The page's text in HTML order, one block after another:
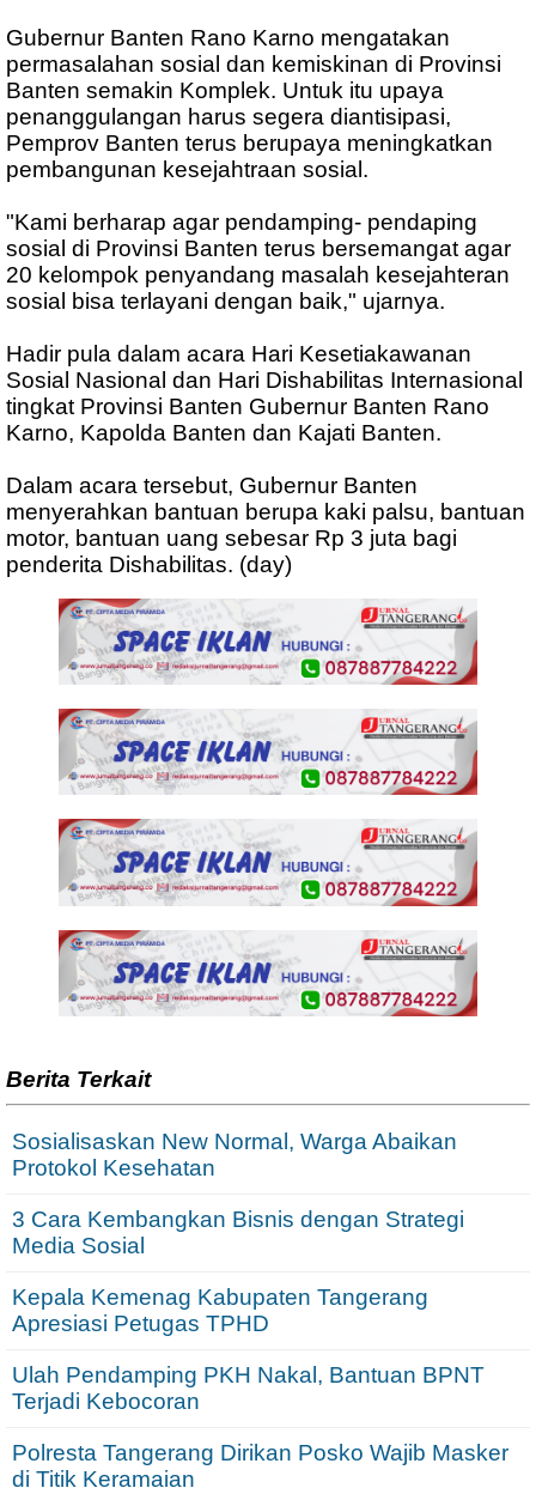
Gubernur Banten Rano Karno mengatakan
permasalahan sosial dan kemiskinan di Provinsi
Banten semakin Komplek. Untuk itu upaya
penanggulangan harus segera diantisipasi,
Pemprov Banten terus berupaya meningkatkan
pembangunan kesejahtraan sosial.
"Kami berharap agar pendamping- pendaping
sosial di Provinsi Banten terus bersemangat agar
20 kelompok penyandang masalah kesejahteran
sosial bisa terlayani dengan baik," ujarnya.
Hadir pula dalam acara Hari Kesetiakawanan
Sosial Nasional dan Hari Dishabilitas Internasional
tingkat Provinsi Banten Gubernur Banten Rano
Karno, Kapolda Banten dan Kajati Banten.
Dalam acara tersebut, Gubernur Banten
menyerahkan bantuan berupa kaki palsu, bantuan
motor, bantuan uang sebesar Rp 3 juta bagi
penderita Dishabilitas. (day)
Berita Terkait
Sosialisaskan New Normal, Warga Abaikan
Protokol Kesehatan
3 Cara Kembangkan Bisnis dengan Strategi
Media Sosial
Kepala Kemenag Kabupaten Tangerang
Apresiasi Petugas TPHD
Ulah Pendamping PKH Nakal, Bantuan BPNT
Terjadi Kebocoran
Polresta Tangerang Dirikan Posko Wajib Masker
di Titik Keramaian